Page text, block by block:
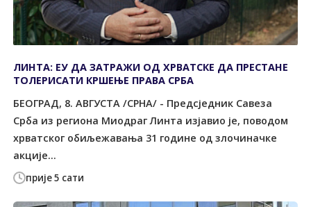
прије 5 сати
ЛИНТА: ЕУ ДА ЗАТРАЖИ ОД ХРВАТСКЕ ДА ПРЕСТАНЕ
ТОЛЕРИСАТИ КРШЕЊЕ ПРАВА СРБА
БЕОГРАД, 8. АВГУСТА /СРНА/ - Предсједник Савеза
Срба из региона Миодраг Линта изјавио је, поводом
хрватског обиљежавања 31 године од злочиначке
акције...